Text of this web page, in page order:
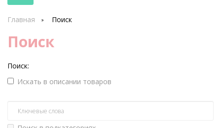
Главная Поиск
Поиск
Поиск:
Искать в описании товаров